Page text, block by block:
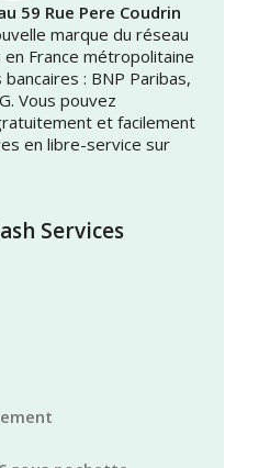
59 Rue Pere Coudrin
marque du réseau
France métropolitaine
: BNP Paribas,
Vous pouvez
et facilement
en libre-service sur
Services